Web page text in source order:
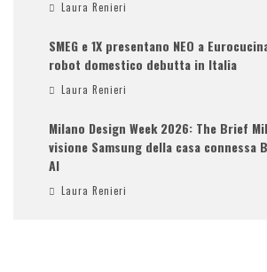
Laura Renieri
SMEG e 1X presentano NEO a
robot domestico debutta in Italia
Laura Renieri
Milano Design Week 2026: The Brief
visione Samsung della casa connessa
AI
Laura Renieri